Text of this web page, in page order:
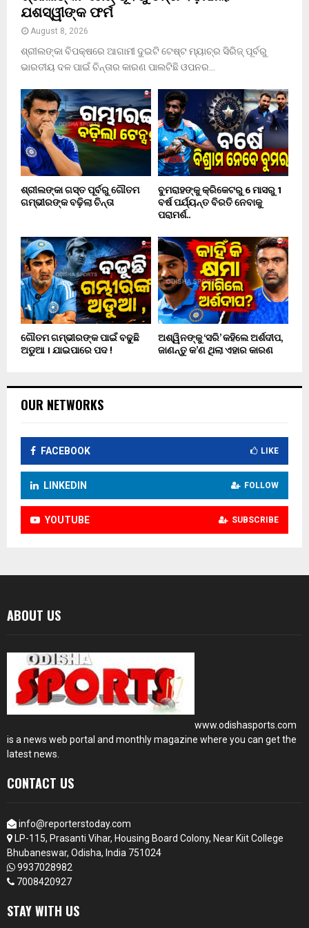
ଯଶସ୍ୱୀଙ୍କ ଫର୍ମ
August 8, 2026
ଶ୍ରୀଲଙ୍କା ବିପକ୍ଷରେ ଆଗାମୀ ଦୁଇଟି ଟେଷ୍ଟ ମ୍ୟାଚ୍‌ର ସିରିଜ୍‌ ପୂର୍ବରୁ
ଭାରତୀୟ ଦଳ ପାଇଁ ଚିନ୍ତାର କାରଣ ପାଲଟିଛି ଓପନର...
ଶ୍ରୀଲଙ୍କା ଗସ୍ତ ପୂର୍ବରୁ ଗୌତମ
ଗମ୍ଭୀରଙ୍କ ବଢ଼ିଲା ଚିନ୍ତା
ବୁମରାହଙ୍କୁ କ୍ରିକେଟରୁ 6 ମାସରୁ 1
ବର୍ଷ ପର୍ଯ୍ୟନ୍ତ ବିରତି ନେବାକୁ
ପରାମର୍ଶ..
ଗୌତମ ଗମ୍ଭୀରଙ୍କ ପାଇଁ ବଢୁଛି
ଅଡୁଆ । ଯାଇପାରେ ପଦ !
ଅଶ୍ୱିନଙ୍କୁ ‘ସରି’ କହିଲେ ଅର୍ଶଦୀପ,
ଜାଣନ୍ତୁ କ’ଣ ଥିଲା ଏହାର କାରଣ
OUR NETWORKS
FACEBOOK LIKE
LINKEDIN FOLLOW
YOUTUBE SUBSCRIBE
ABOUT US
www.odishasports.com
is a news web portal and monthly magazine where you can get the
latest news.
CONTACT US
info@reporterstoday.com
LP-115, Prasanti Vihar, Housing Board Colony, Near Kiit College
Bhubaneswar, Odisha, India 751024
9937028982
7008420927
STAY WITH US